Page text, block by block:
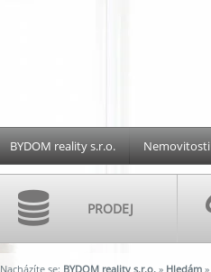
BYDOM reality s.r.o. Nemovitosti
PRODEJ
Nacházíte se: BYDOM reality s.r.o. » Hledám »